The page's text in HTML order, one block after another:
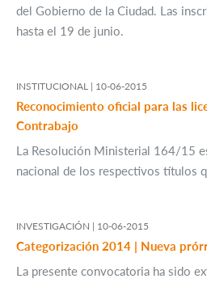
del Gobierno de la Ciudad. Las
hasta el 19 de junio.
INSTITUCIONAL | 10-06-2015
Reconocimiento oficial para las
Contrabajo
La Resolución Ministerial 164/15
nacional de los respectivos títulos
INVESTIGACIÓN | 10-06-2015
Categorización 2014 | Nueva
La presente convocatoria ha sido